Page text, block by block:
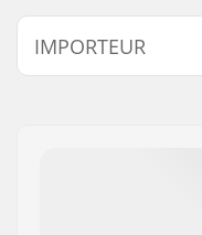
Stem type/Lengte:
Stem rise:
Stem diameter:
IMPORTEUR